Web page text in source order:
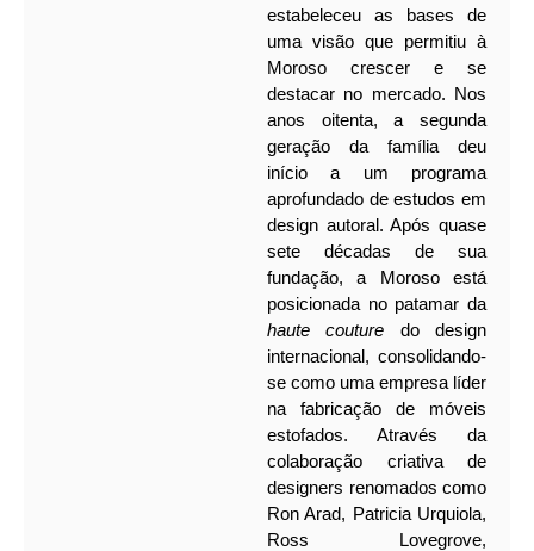
estabeleceu as bases de
uma visão que permitiu à
Moroso crescer e se
destacar no mercado. Nos
anos oitenta, a segunda
geração da família deu
início a um programa
aprofundado de estudos em
design autoral. Após quase
sete décadas de sua
fundação, a Moroso está
posicionada no patamar da
haute couture do design
internacional, consolidando-
se como uma empresa líder
na fabricação de móveis
estofados. Através da
colaboração criativa de
designers renomados como
Ron Arad, Patricia Urquiola,
Ross Lovegrove,